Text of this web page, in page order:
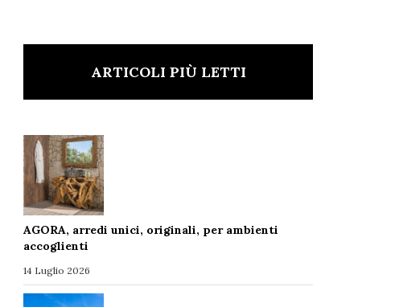
ARTICOLI PIÙ LETTI
AGORA, arredi unici, originali, per ambienti
accoglienti
14 Luglio 2026